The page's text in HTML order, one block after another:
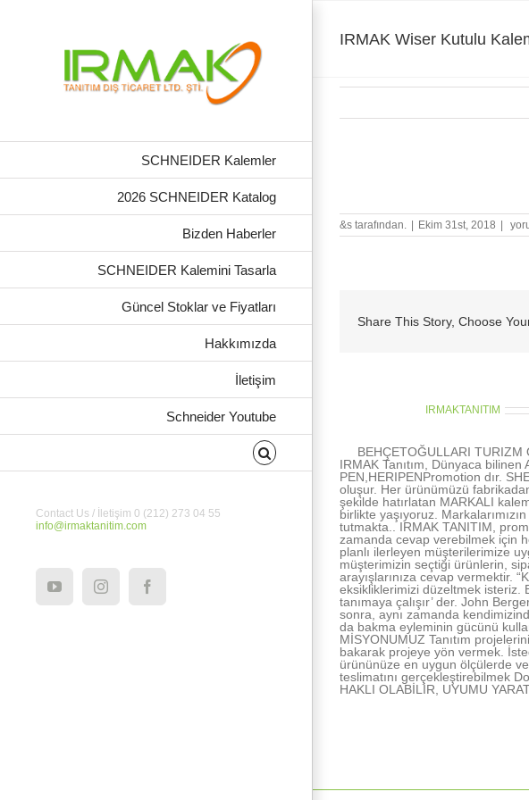
SCHNEIDER Kalemler
2026 SCHNEIDER Katalog
Bizden Haberler
SCHNEIDER Kalemini Tasarla
Güncel Stoklar ve Fiyatları
Hakkımızda
İletişim
Schneider Youtube
Contact Us / İletişim 0 (212) 273 04 55
info@irmaktanitim.com
YouTubeInstagramFacebook
IRMAK Wiser Kutulu
&s tarafından. Ekim 31st, 2018
Share This Story, Choose
IRMAKTANITIM
BEHÇETOĞULLARI TURIZM
IRMAK Tanıtım, Dünyaca bilinen
PEN,HERIPENPromotion dır.
oluşur. Her ürünümüzü
şekilde hatırlatan MARKALI
birlikte yaşıyoruz.
tutmakta.. IRMAK TANITIM,
zamanda cevap verebilmek için
planlı ilerleyen müşterilerimize
müşterimizin seçtiği ürünlerin,
arayışlarınıza cevap vermektir.
eksikliklerimizi düzeltmek isteriz.
tanımaya çalışır’ der. John
sonra, aynı zamanda
da bakma eyleminin gücünü
MİSYONUMUZ Tanıtım
bakarak projeye yön vermek.
ürününüze en uygun ölçülerde
teslimatını gerçekleştirebilmek
HAKLI OLABİLİR, UYUMU